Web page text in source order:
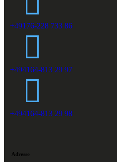
+49176-228 733 86
+494164-813 29 97
+494164-813 29 98
Adresse